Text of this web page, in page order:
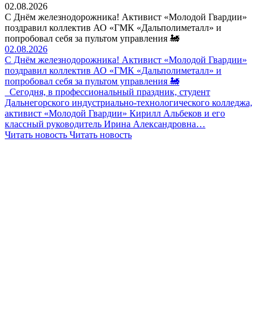
02.08.2026
С Днём железнодорожника! Активист «Молодой Гвардии»
поздравил коллектив АО «ГМК «Дальполиметалл» и
попробовал себя за пультом управления 🚂
02.08.2026
С Днём железнодорожника! Активист «Молодой Гвардии»
поздравил коллектив АО «ГМК «Дальполиметалл» и
попробовал себя за пультом управления 🚂
Сегодня, в профессиональный праздник, студент
Дальнегорского индустриально-технологического колледжа,
активист «Молодой Гвардии» Кирилл Альбеков и его
классный руководитель Ирина Александровна…
Читать новость Читать новость